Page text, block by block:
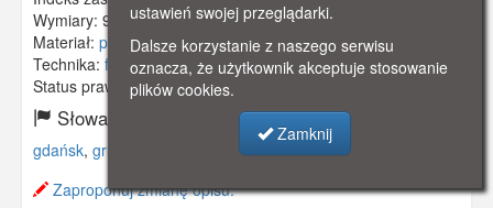
Wymiary: 94 x 64 mm
Materiał: papier fotograficzny
Technika: fotografia czarno-biała
Status prawny:Użycie Niekomercyjne
Słowa kluczowe:
gdańsk, grudzień hucisko,milicja,
Zaproponuj zmianę opisu.
ustawień swojej przeglądarki.
Dalsze korzystanie z naszego serwisu
oznacza, że użytkownik akceptuje stosowanie
plików cookies.
Zamknij